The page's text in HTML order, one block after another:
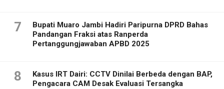
7
Bupati Muaro Jambi Hadiri Paripurna DPRD Bahas
Pandangan Fraksi atas Ranperda
Pertanggungjawaban APBD 2025
8
Kasus IRT Dairi: CCTV Dinilai Berbeda dengan BAP,
Pengacara CAM Desak Evaluasi Tersangka